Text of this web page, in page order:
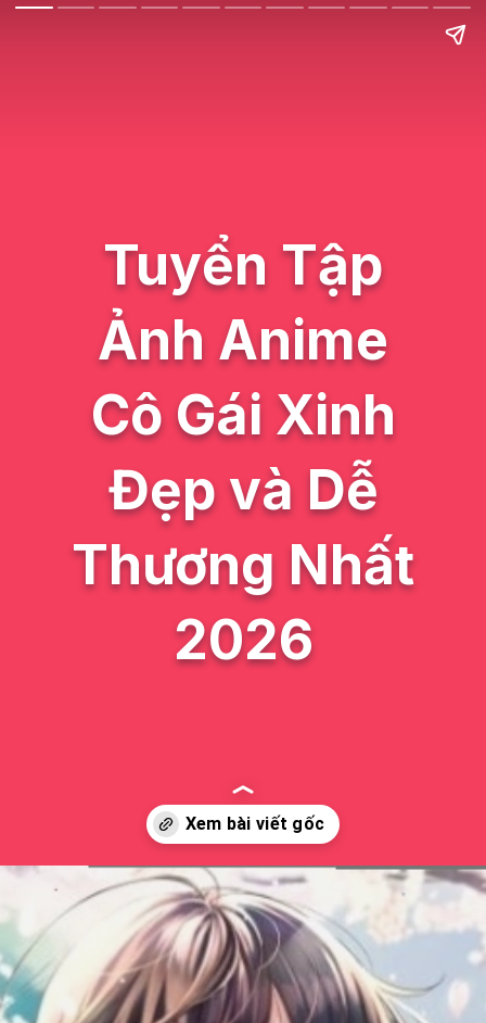
Tuyển Tập
Ảnh Anime
Cô Gái Xinh
Đẹp và Dễ
Thương Nhất
2026
Đang mở https://issiloo.edu.vn/anh-anime-con-gai